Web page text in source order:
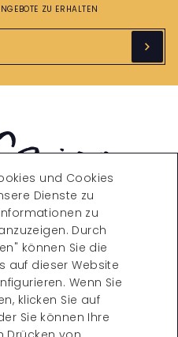
ZU ERHALTEN
271,
und Cookies
Dienste zu
zu
Durch
können Sie die
auf dieser Website
Wenn Sie
klicken Sie auf
Sie können Ihre